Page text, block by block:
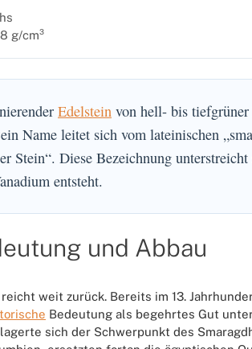
g/cm³
Edelstein von hell- bis tiefgrüner
Name leitet sich vom lateinischen
Stein“. Diese Bezeichnung
entsteht.
und Abbau
weit zurück. Bereits im 13.
Bedeutung als begehrtes Gut
sich der Schwerpunkt des